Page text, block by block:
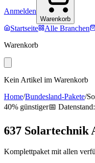
Anmelden
Warenkorb
Startseite Alle Branchen
Warenkorb
Kein Artikel im Warenkorb
Home/Bundesland-Pakete/
40% günstiger📅 Datenstand:
637 Solartechnik
Komplettpaket mit allen